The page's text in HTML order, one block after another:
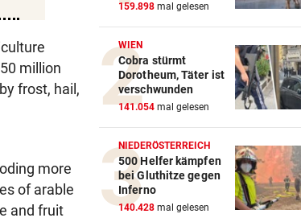
million
frost, hail,
more
of arable
and fruit
Hochgefühle dank
eines Kult-Sponsors
LIEFERING VERLIERT vor
Enttäuschende Zweitliga-
Rückkehr nach Grödig
2. LIGA – 2. RUNDE
Fehlstart komplett! Nächste
für St. Pölten
WANDERER AUSGEFLOGEN vor
159.898 mal gelesen
WIEN
Cobra stürmt
Dorotheum, Täter ist
verschwunden
141.054 mal gelesen
NIEDERÖSTERREICH
500 Helfer kämpfen
bei Gluthitze gegen
Inferno
140.428 mal gelesen